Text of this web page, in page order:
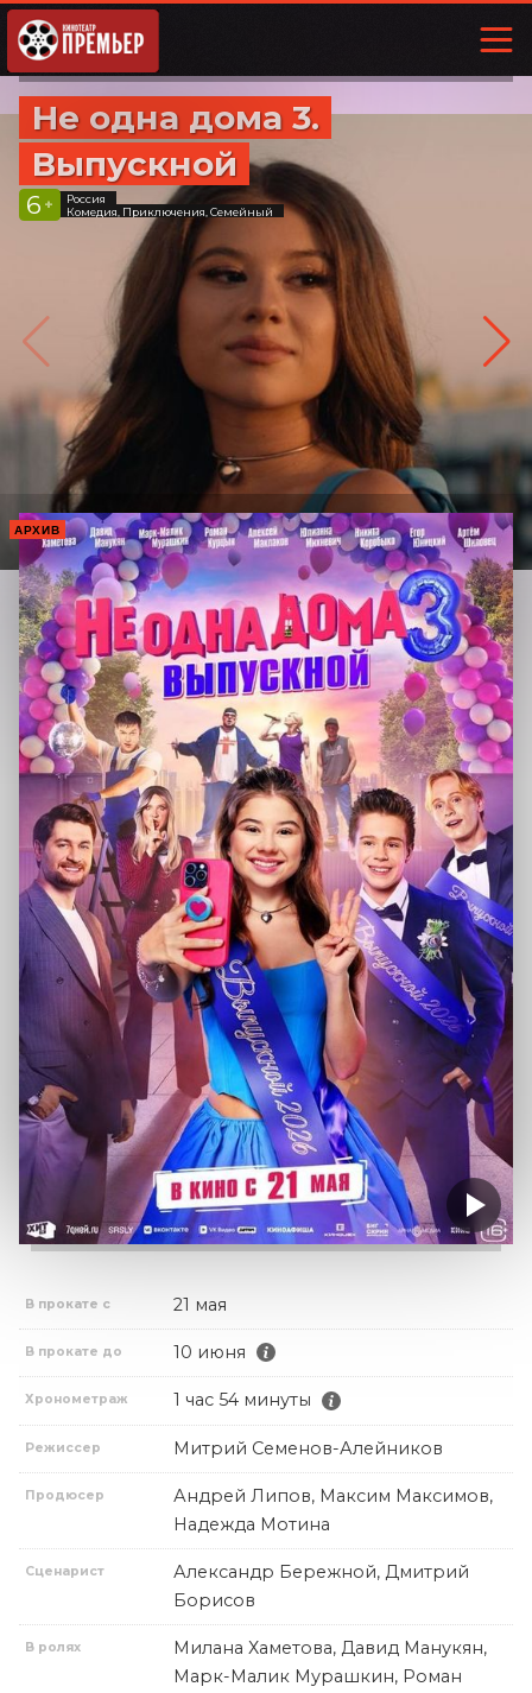
Не одна дома 3.
Выпускной
6 +
Россия
Комедия, Приключения, Семейный
АРХИВ
В прокате с 21 мая
В прокате до 10 июня
Хронометраж 1 час 54 минуты
Режиссер Митрий Семенов-Алейников
Продюсер
Андрей Липов, Максим Максимов,
Надежда Мотина
Сценарист
Александр Бережной, Дмитрий
Борисов
В ролях
Милана Хаметова, Давид Манукян,
Марк-Малик Мурашкин, Роман